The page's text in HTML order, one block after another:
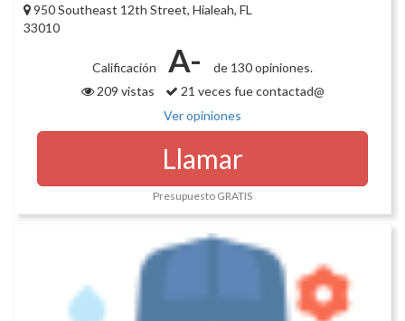
950 Southeast 12th Street, Hialeah, FL
33010
Calificación A-
de 130 opiniones.
209 vistas
21 veces fue contactad@
Ver opiniones
Llamar
Presupuesto GRATIS